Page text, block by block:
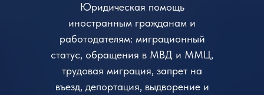
Юридическая помощь
иностранным гражданам и
работодателям: миграционный
статус, обращения в МВД и ММЦ,
трудовая миграция, запрет на
въезд, депортация, выдворение и